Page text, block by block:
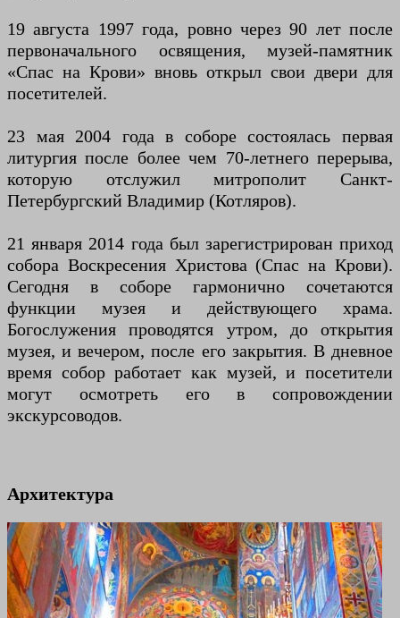
19 августа 1997 года, ровно через 90 лет после
первоначального освящения, музей-памятник
«Спас на Крови» вновь открыл свои двери для
посетителей.
23 мая 2004 года в соборе состоялась первая
литургия после более чем 70-летнего перерыва,
которую отслужил митрополит Санкт-
Петербургский Владимир (Котляров).
21 января 2014 года был зарегистрирован приход
собора Воскресения Христова (Спас на Крови).
Сегодня в соборе гармонично сочетаются
функции музея и действующего храма.
Богослужения проводятся утром, до открытия
музея, и вечером, после его закрытия. В дневное
время собор работает как музей, и посетители
могут осмотреть его в сопровождении
экскурсоводов.
Архитектура